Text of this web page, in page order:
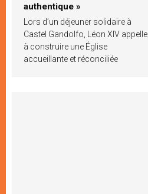
authentique »
Lors d’un déjeuner solidaire à
Castel Gandolfo, Léon XIV appelle
à construire une Église
accueillante et réconciliée